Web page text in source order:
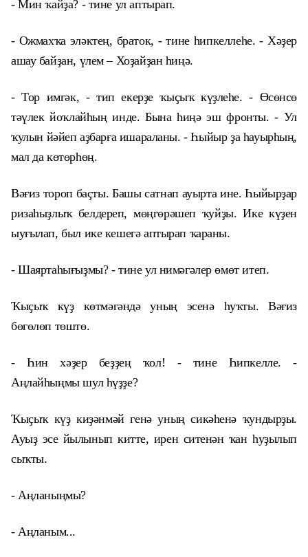
- Мин ҡайҙа? - тине ул аптырап.
- Ожмахҡа эләктең, браток, - тине һипкеллеһе. - Хәҙер
ашау байҙан, үлем – Хоҙайҙан һиңә.
- Тор имгәк, - тип екерҙе ҡыҫыҡ күҙлеһе. - Өсөнсө
тәүлек йоҡлайһың инде. Бына һиңә эш фронты. - Ул
ҡулын йәйеп аҙбарға ишараланы. - Һыйыр ҙа һауырһың,
мал да көтөрһөң.
Вәғиз тороп баҫты. Башы сатнап ауырта ине. Һыйырҙар
ризаһыҙлыҡ белдереп, мөңгөрәшеп ҡуйҙы. Ике күҙен
ыуғылап, был ике кешегә аптырап ҡараны.
- Шаяртаһығыҙмы? - тине ул нимәгәлер өмөт итеп.
Ҡыҫыҡ күҙ көтмәгәндә уның эсенә һуҡты. Вәғиз
бөгөлөп төштө.
- Һин хәҙер беҙҙең ҡол! - тине Һипкелле. -
Аңлайһыңмы шул һүҙҙе?
Ҡыҫыҡ күҙ киҙәнмәй генә уның сикәһенә ҡундырҙы.
Ауыҙ эсе йылынып китте, ирен ситенән ҡан һуҙылып
сыҡты.
- Аңланыңмы?
- Аңланым...